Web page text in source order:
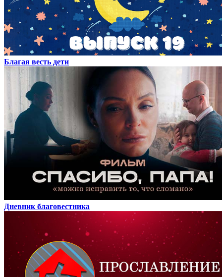
Благая весть дети
Дневник благовестника